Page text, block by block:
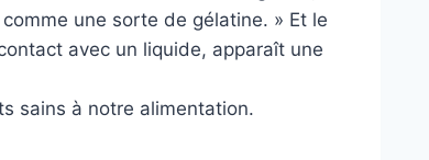
une sorte de gélatine. » Et le
avec un liquide, apparaît une
sains à notre alimentation.